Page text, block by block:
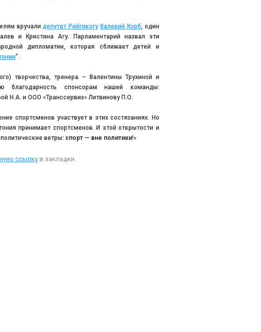
вручали депутат Рийгикогу Валерий Корб , один
и Кристина Агу. Парламентарий назвал эти
дипломатии, которая сближает детей и
”.
творчества, тренера – Валентины Трухиной и
благодарность спонсорам нашей команды:
Н.А. и ООО «Транссервиз» Литвинову П.О.
спортсменов участвует в этих состязаниях. Но
принимает спортсменов. И этой открытости и
ветры: спорт — вне политики!»
ссылкув закладки.